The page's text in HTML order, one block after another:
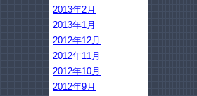
2013年2月
2013年1月
2012年12月
2012年11月
2012年10月
2012年9月